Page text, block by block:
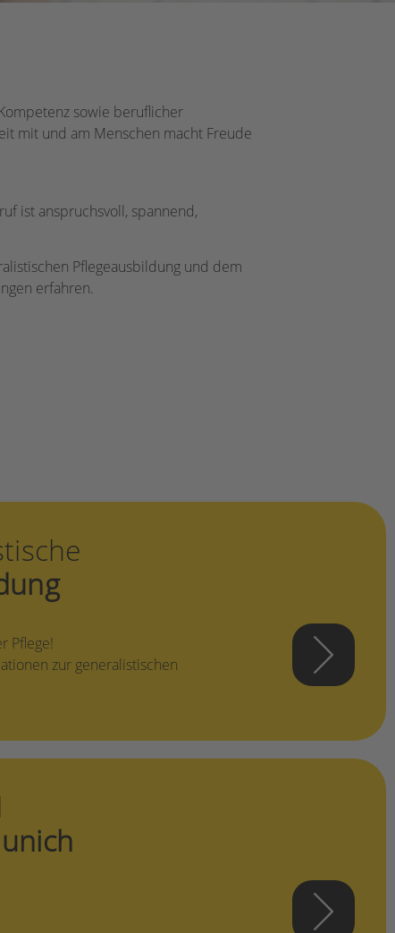
sowie beruflicher
mit und am Menschen macht Freude
ist anspruchsvoll, spannend,
Pflegeausbildung und dem
erfahren.
Pflege!
zur generalistischen